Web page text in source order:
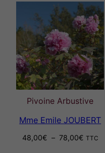
Pivoine Arbustive
Mme Emile JOUBERT
48,00€ – 78,00€Plage
TTC